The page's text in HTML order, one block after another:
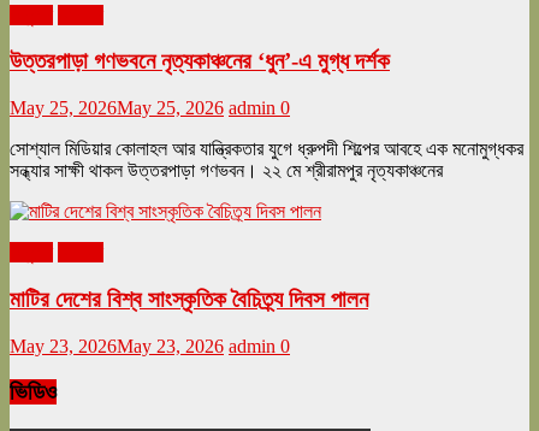
উত্তরপাড়া গণভবনে নৃত্যকাঞ্চনের ‘ধুন’-এ মুগ্ধ দর্শক
May 25, 2026May 25, 2026 admin 0
সোশ্যাল মিডিয়ার কোলাহল আর যান্ত্রিকতার যুগে ধ্রুপদী শিল্পের আবহে এক মনোমুগ্ধকর
সন্ধ্যার সাক্ষী থাকল উত্তরপাড়া গণভবন। ২২ মে শ্রীরামপুর নৃত্যকাঞ্চনের
মাটির দেশের বিশ্ব সাংস্কৃতিক বৈচিত্র্য দিবস পালন
May 23, 2026May 23, 2026 admin 0
ভিডিও